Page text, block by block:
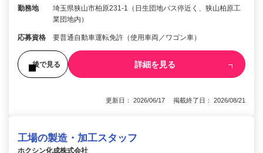
勤務地
埼玉県狭山市柏原231-1（日生団地バス停近く、狭山柏原工
業団地内）
応募資格 要普通自動車運転免許（使用車両／ワゴン車）
後で見る 詳細を見る
更新日： 2026/06/17 掲載終了日： 2026/08/21
工場の製造・加工スタッフ
ホクシン化成株式会社